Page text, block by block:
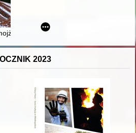
w Armii Polskiej na
2023